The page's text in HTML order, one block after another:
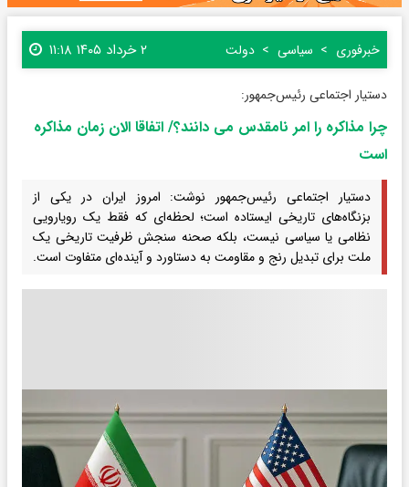
خبرفوری سیاسی دولت ۲ خرداد ۱۴۰۵ ۱۱:۱۸
دستیار اجتماعی رئیس‌جمهور:
چرا مذاکره را امر نامقدس می دانند؟/ اتفاقا الان زمان مذاکره
است
دستیار اجتماعی رئیس‌جمهور نوشت: امروز ایران در یکی از
بزنگاه‌های تاریخی ایستاده است؛ لحظه‌ای که فقط یک رویارویی
نظامی یا سیاسی نیست، بلکه صحنه سنجش ظرفیت تاریخی یک
ملت برای تبدیل رنج و مقاومت به دستاورد و آینده‌ای متفاوت است.